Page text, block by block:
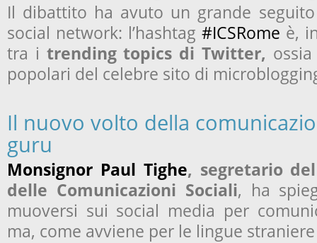
Il dibattito ha avuto un grande
social network: l’hashtag #ICSRome è,
tra i trending topics di Twitter,
popolari del celebre sito di
Il nuovo volto della
guru
Monsignor Paul Tighe, segretario
delle Comunicazioni Sociali, ha
muoversi sui social media per
ma, come avviene per le lingue straniere